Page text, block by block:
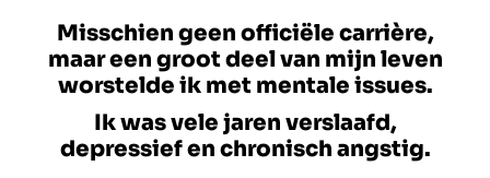
Misschien geen officiële carrière,
maar een groot deel van mijn leven
worstelde ik met mentale issues.
Ik was vele jaren verslaafd,
depressief en chronisch angstig.